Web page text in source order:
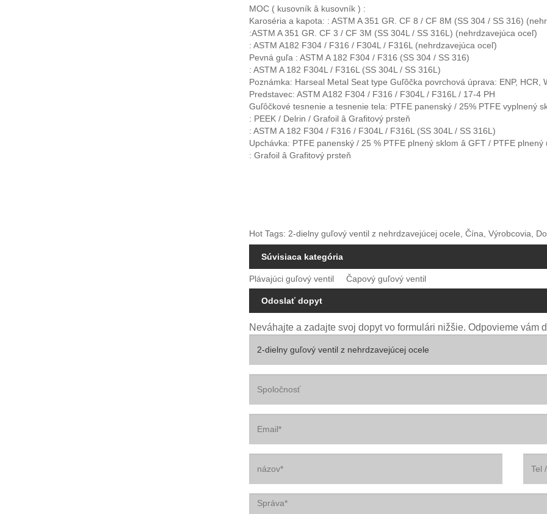
MOC ( kusovník â kusovník ) :
Karoséria a kapota: : ASTM A 351 GR. CF 8 / CF 8M (SS 304 / SS 316)
:ASTM A 351 GR. CF 3 / CF 3M (SS 304L / SS 316L) (nehrdzavejúca oceľ)
: ASTM A182 F304 / F316 / F304L / F316L (nehrdzavejúca oceľ)
Pevná guľa : ASTM A 182 F304 / F316 (SS 304 / SS 316)
: ASTM A 182 F304L / F316L (SS 304L / SS 316L)
Poznámka: Harseal Metal Seat type Guľôčka povrchová úprava: ENP, HCR,
Predstavec: ASTM A182 F304 / F316 / F304L / F316L / 17-4 PH
Guľôčkové tesnenie a tesnenie tela: PTFE panenský / 25% PTFE vyplnený
: PEEK / Delrin / Grafoil â Grafitový prsteň
: ASTM A 182 F304 / F316 / F304L / F316L (SS 304L / SS 316L)
Upchávka: PTFE panenský / 25 % PTFE plnený sklom â GFT / PTFE
: Grafoil â Grafitový prsteň
Hot Tags: 2-dielny guľový ventil z nehrdzavejúcej ocele, Čína, Výrobcovia,
Súvisiaca kategória
Plávajúci guľový ventil Čapový guľový ventil
Odoslať dopyt
Neváhajte a zadajte svoj dopyt vo formulári nižšie. Odpovieme vám